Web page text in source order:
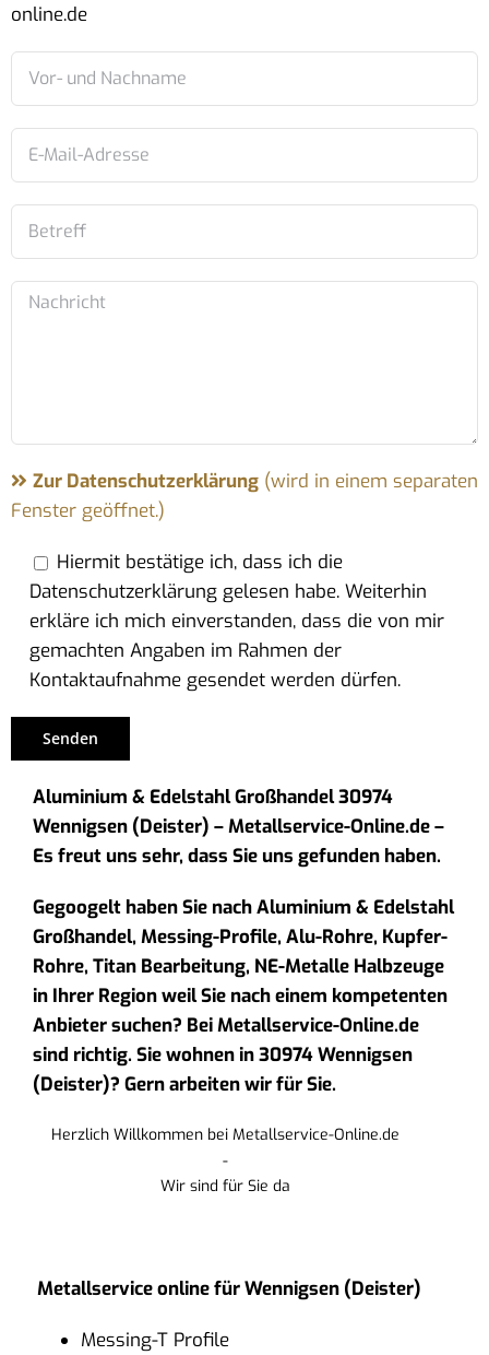
online.de
Zur Datenschutzerklärung(wird in einem separaten
Fenster geöffnet.)
Hiermit bestätige ich, dass ich die
Datenschutzerklärung gelesen habe. Weiterhin
erkläre ich mich einverstanden, dass die von mir
gemachten Angaben im Rahmen der
Kontaktaufnahme gesendet werden dürfen.
Aluminium & Edelstahl Großhandel 30974
Wennigsen (Deister) – Metallservice-Online.de –
Es freut uns sehr, dass Sie uns gefunden haben.
Gegoogelt haben Sie nach Aluminium & Edelstahl
Großhandel, Messing-Profile, Alu-Rohre, Kupfer-
Rohre, Titan Bearbeitung, NE-Metalle Halbzeuge
in Ihrer Region weil Sie nach einem kompetenten
Anbieter suchen? Bei Metallservice-Online.de
sind richtig. Sie wohnen in 30974 Wennigsen
(Deister)? Gern arbeiten wir für Sie.
Herzlich Willkommen bei Metallservice-Online.de
-
Wir sind für Sie da
Metallservice online für Wennigsen (Deister)
Messing-T Profile